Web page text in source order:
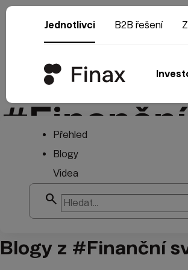
Jednotlivci B2B řešení
Přehled
Blogy
Videa
search
Blogy z #Finanční